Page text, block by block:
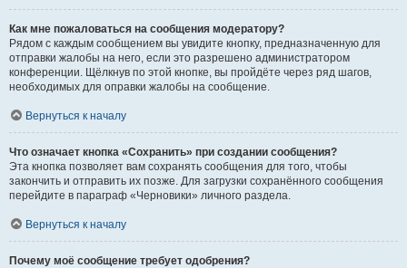
Как мне пожаловаться на сообщения модератору?
Рядом с каждым сообщением вы увидите кнопку, предназначенную для
отправки жалобы на него, если это разрешено администратором
конференции. Щёлкнув по этой кнопке, вы пройдёте через ряд шагов,
необходимых для оправки жалобы на сообщение.
Вернуться к началу
Что означает кнопка «Сохранить» при создании сообщения?
Эта кнопка позволяет вам сохранять сообщения для того, чтобы
закончить и отправить их позже. Для загрузки сохранённого сообщения
перейдите в параграф «Черновики» личного раздела.
Вернуться к началу
Почему моё сообщение требует одобрения?